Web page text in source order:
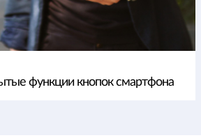
функции кнопок смартфона